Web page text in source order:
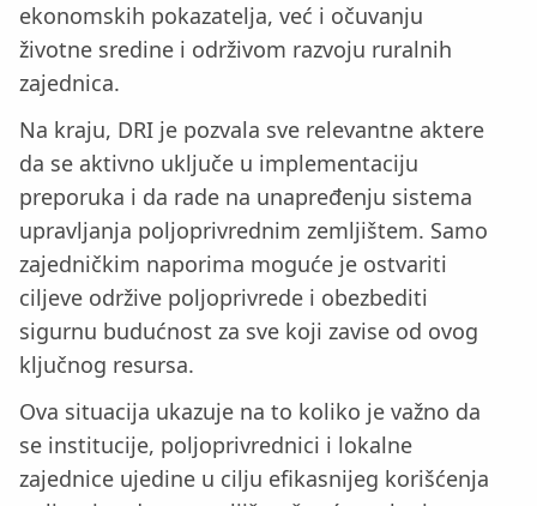
ekonomskih pokazatelja, već i očuvanju
životne sredine i održivom razvoju ruralnih
zajednica.
Na kraju, DRI je pozvala sve relevantne aktere
da se aktivno uključe u implementaciju
preporuka i da rade na unapređenju sistema
upravljanja poljoprivrednim zemljištem. Samo
zajedničkim naporima moguće je ostvariti
ciljeve održive poljoprivrede i obezbediti
sigurnu budućnost za sve koji zavise od ovog
ključnog resursa.
Ova situacija ukazuje na to koliko je važno da
se institucije, poljoprivrednici i lokalne
zajednice ujedine u cilju efikasnijeg korišćenja